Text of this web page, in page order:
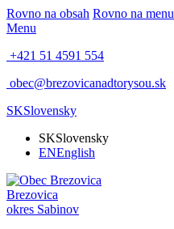
Rovno na obsah Rovno na menu
Menu
+421 51 4591 554
obec@brezovicanadtorysou.sk
SKSlovensky
SKSlovensky
ENEnglish
Brezovica
okres Sabinov